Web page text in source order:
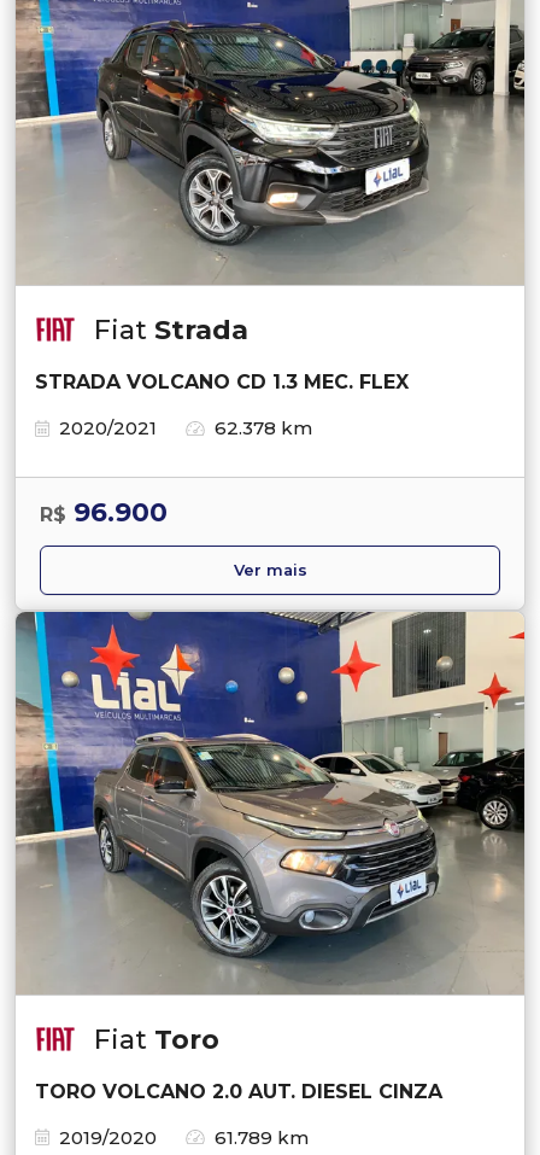
Fiat Strada
STRADA VOLCANO CD 1.3 MEC. FLEX
2020/2021
62.378 km
R$ 96.900
Ver mais
Fiat Toro
TORO VOLCANO 2.0 AUT. DIESEL CINZA
2019/2020
61.789 km